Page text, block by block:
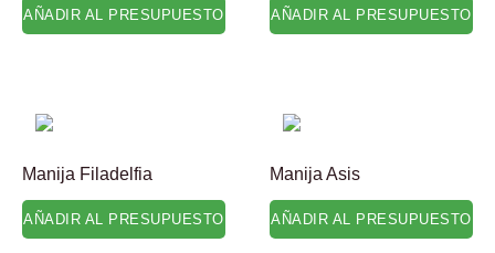
AÑADIR AL PRESUPUESTO AÑADIR AL PRESUPUESTO
Manija Filadelfia
AÑADIR AL PRESUPUESTO
Manija Asis
AÑADIR AL PRESUPUESTO